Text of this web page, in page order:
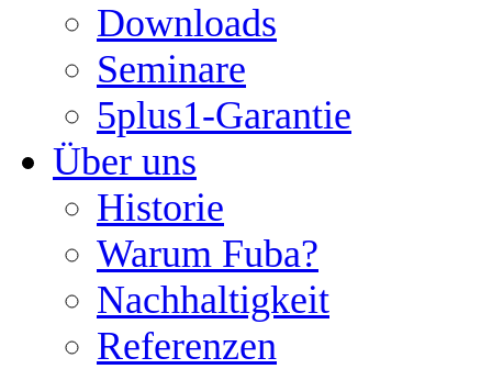
Downloads
Seminare
5plus1-Garantie
Über uns
Historie
Warum Fuba?
Nachhaltigkeit
Referenzen